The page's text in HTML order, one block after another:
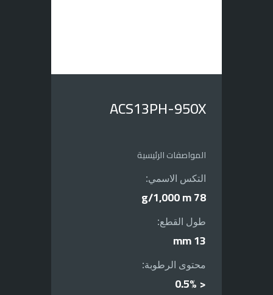
ACS13PH-950X
المواصفات الرئيسية
التكس الاسمي:
78 g/1,000 m
طول القطع:
13 mm
محتوى الرطوبة:
< 0.5%